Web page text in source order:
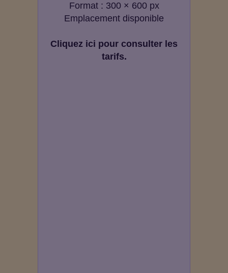
Format : 300 × 600 px
Emplacement disponible
Cliquez ici pour consulter les
tarifs.